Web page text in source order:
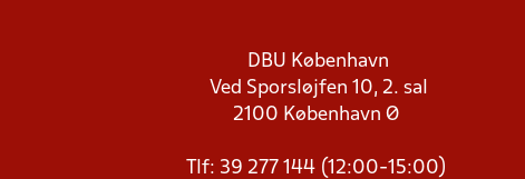
DBU København
Ved Sporsløjfen 10, 2. sal
2100 København Ø
Tlf: 39 277 144 (12:00-15:00)